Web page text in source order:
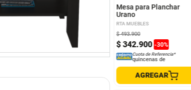
%
Cuota de Referencia*
Mesa para Planchar
Urano
RTA MUEBLES
$ 342.900 -30%
$ 493.900
Cuota de Referencia*
quincenas de
AGREGAR